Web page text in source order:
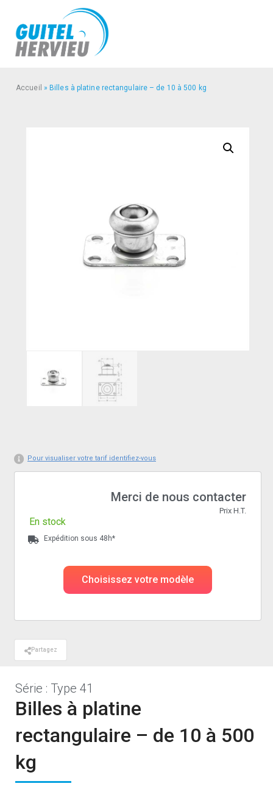
Accueil » Billes à platine rectangulaire – de 10 à 500 kg
Pour visualiser votre tarif identifiez-vous
Merci de nous contacter
Prix H.T.
En stock
Expédition sous 48h*
Choisissez votre modèle
Partagez
Série : Type 41
Billes à platine
rectangulaire – de 10 à 500
kg